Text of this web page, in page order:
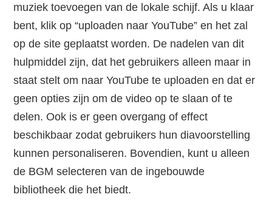
muziek toevoegen van de lokale schijf. Als u klaar
bent, klik op “uploaden naar YouTube” en het zal
op de site geplaatst worden. De nadelen van dit
hulpmiddel zijn, dat het gebruikers alleen maar in
staat stelt om naar YouTube te uploaden en dat er
geen opties zijn om de video op te slaan of te
delen. Ook is er geen overgang of effect
beschikbaar zodat gebruikers hun diavoorstelling
kunnen personaliseren. Bovendien, kunt u alleen
de BGM selecteren van de ingebouwde
bibliotheek die het biedt.